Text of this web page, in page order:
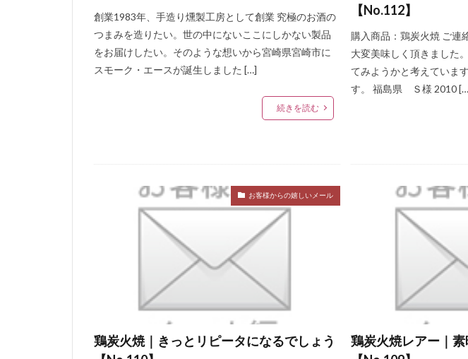
創業1983年、手造り燻製工房として創業 究極のお酒の
つまみを造りたい。世の中にないここにしかない製品
をお届けしたい。そのような想いから宮崎県宮崎市に
スモーク・エースが誕生しました […]
続きを読む
【No.112】
購入商品：鶏炭火焼 ご連
大変美味しく頂きました
てみようかと考えていま
す。 福島県 Ｓ様 2010
お客様からの嬉しいメール
鶏炭火焼｜きっとリピータになるでしょう
鶏炭火焼レアー｜